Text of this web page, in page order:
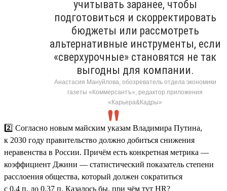
учитывать заранее, чтобы
подготовиться и скорректировать
бюджеты или рассмотреть
альтернативные инструменты, если
«сверхурочные» становятся не так
выгодны для компании.
Анастасия Мануйлова, обозреватель отдела экономики
газеты «Коммерсантъ», редактор приложения
«Карьера&Кадры»
2️⃣ Согласно новым майским указам Владимира Путина,
к 2030 году правительство должно добиться снижения
неравенства в России. Причём есть конкретная метрика —
коэффициент Джини — статистический показатель степени
расслоения общества, который должен сократиться
с 0,4 п. до 0,37 п. Казалось бы, при чём тут HR?